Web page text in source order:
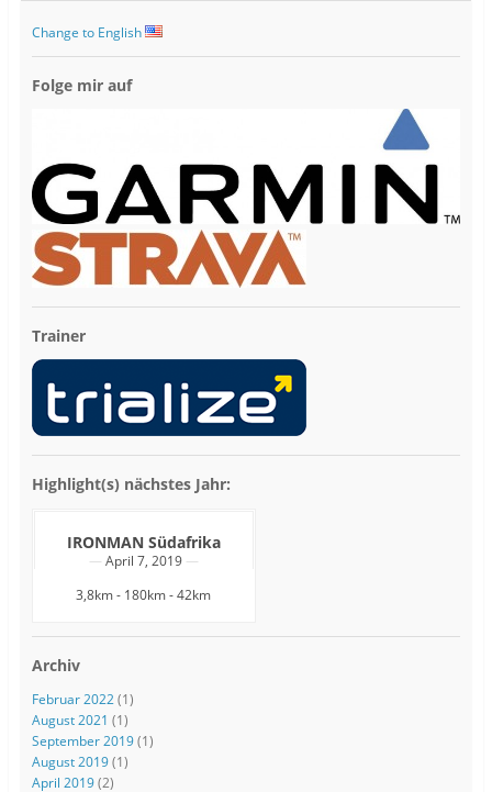
Change to English
Folge mir auf
Trainer
Highlight(s) nächstes Jahr:
IRONMAN Südafrika
April 7, 2019
3,8km - 180km - 42km
Archiv
Februar 2022(1)
August 2021 (1)
September 2019(1)
August 2019(1)
April 2019(2)